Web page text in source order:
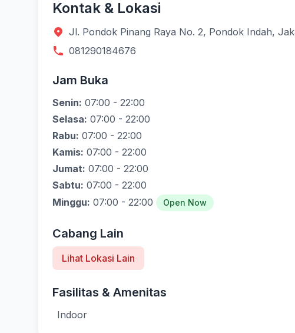
Kontak & Lokasi
Jl. Pondok Pinang Raya No. 2, Pondok Indah,
081290184676
Jam Buka
Senin: 07:00 - 22:00
Selasa: 07:00 - 22:00
Rabu: 07:00 - 22:00
Kamis: 07:00 - 22:00
Jumat: 07:00 - 22:00
Sabtu: 07:00 - 22:00
Minggu: 07:00 - 22:00 Open Now
Cabang Lain
Lihat Lokasi Lain
Fasilitas & Amenitas
Indoor